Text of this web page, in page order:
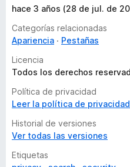
hace 3 años (28 de jul. de
Categorías relacionadas
Apariencia
Pestañas
Licencia
Todos los derechos
Política de privacidad
Leer la política de
Historial de versiones
Ver todas las versiones
Etiquetas